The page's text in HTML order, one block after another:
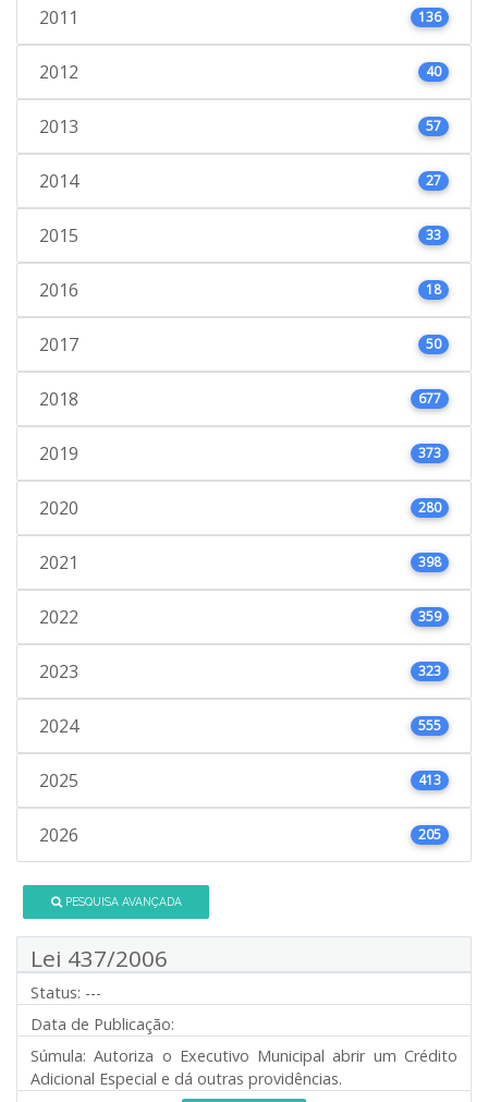
2011 136
2012 40
2013 57
2014 27
2015 33
2016 18
2017 50
2018 677
2019 373
2020 280
2021 398
2022 359
2023 323
2024 555
2025 413
2026 205
PESQUISA AVANÇADA
Lei 437/2006
Status: ---
Data de Publicação:
Súmula: Autoriza o Executivo Municipal abrir um Crédito
Adicional Especial e dá outras providências.